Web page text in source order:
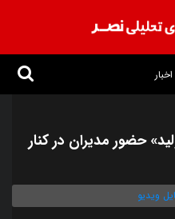
حضور مدیران در کنار
ویدیو